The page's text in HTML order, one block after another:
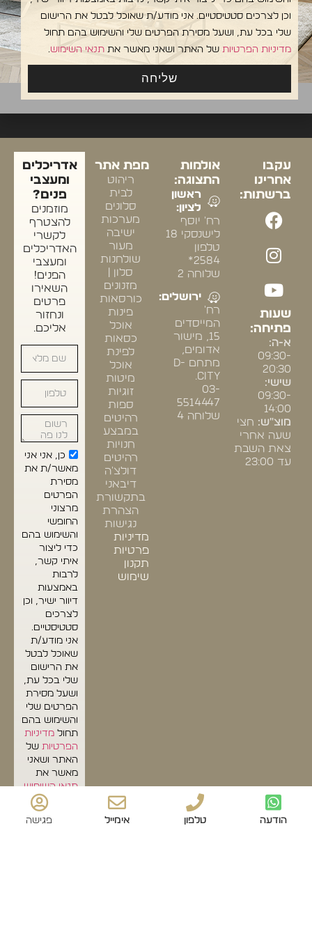
הודעה טלפון אימייל פגישה
עקבו
אחרינו
ברשתות:
שעות
פתיחה:
א-ה:
09:30-
20:30
שישי:
09:30-
14:00
מוצ"ש: חצי
שעה אחרי
צאת השבת
עד 23:00
אולמות
התצוגה:
ראשון
לציון:
רח' יוסף
לישנסקי 18
טלפון
2584*
שלוחה 2
ירושלים:
רח'
המייסדים
15, מישור
אדומים,
מתחם D-
CITY.
03-
5514447
שלוחה 4
מפת אתר
ריהוט
לבית
סלונים
מערכות
ישיבה
מעור
שולחנות
סלון |
מזנונים
כורסאות
פינות
אוכל
כסאות
לפינת
אוכל
מיטות
זוגיות
ספות
רהיטים
במבצע
חנויות
רהיטים
דולצ'ה
דיבאני
בתקשורת
הצהרת
נגישות
מדיניות
פרטיות
תקנון
שימוש
אדריכלים
ומעצבי
פנים?
מוזמנים
להצטרף
לקשרי
האדריכלים
ומעצבי
הפנים!
השאירו
פרטים
ונחזור
אליכם.
כן, אני אני
מאשר/ת את
מסירת
הפרטים
מרצוני
החופשי
והשימוש בהם
כדי ליצור
איתי קשר,
לרבות
באמצעות
דיוור ישיר, וכן
לצרכים
סטטיסטיים.
אני מודע/ת
שאוכל לבטל
את הרישום
שלי בכל עת,
ושעל מסירת
הפרטים שלי
והשימוש בהם
תחול מדיניות
הפרטיות של
האתר ושאני
מאשר את
תנאי השימוש.
שליחה
וכן לצרכים סטטיסטיים. אני מודע/ת שאוכל לבטל את הרישום
שלי בכל עת, ושעל מסירת הפרטים שלי והשימוש בהם תחול
מדיניות הפרטיות של האתר ושאני מאשר את תנאי השימוש.
שליחה